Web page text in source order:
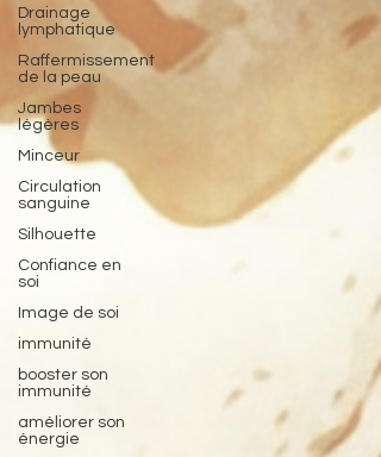
Drainage
lymphatique
Raffermissement
de la peau
Jambes
légères
Minceur
Circulation
sanguine
Silhouette
Confiance en
soi
Image de soi
immunité
booster son
immunité
améliorer son
énergie